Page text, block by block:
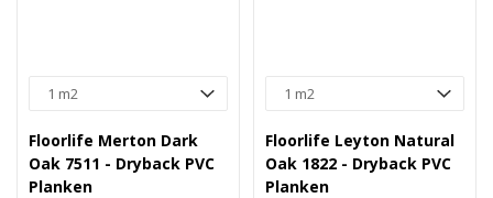
Floorlife Merton Dark
Oak 7511 - Dryback PVC
Planken
Floorlife Leyton Natural
Oak 1822 - Dryback PVC
Planken